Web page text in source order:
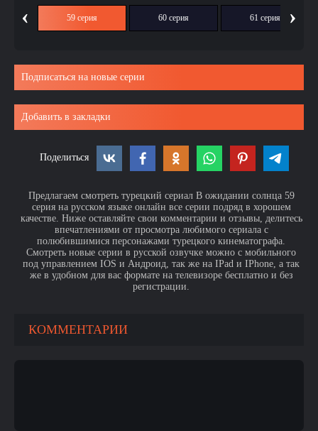
‹ 59 серия 60 серия 61 серия ›
Подписаться на новые серии
Добавить в закладки
Поделиться
Предлагаем смотреть турецкий сериал В ожидании солнца 59
серия на русском языке онлайн все серии подряд в хорошем
качестве. Ниже оставляйте свои комментарии и отзывы, делитесь
впечатлениями от просмотра любимого сериала с
полюбившимися персонажами турецкого кинематографа.
Смотреть новые серии в русской озвучке можно с мобильного
под управлением IOS и Андроид, так же на IPad и IPhone, а так
же в удобном для вас формате на телевизоре бесплатно и без
регистрации.
КОММЕНТАРИИ